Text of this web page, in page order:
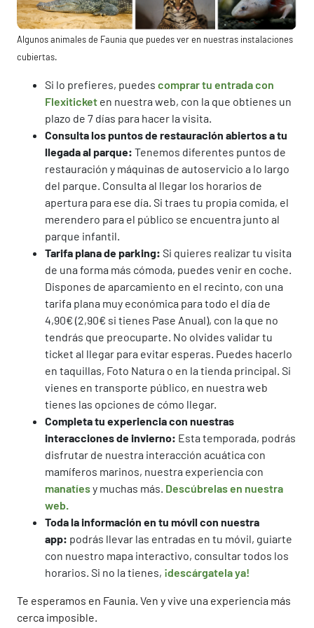
Algunos animales de Faunia que puedes ver en nuestras instalaciones
cubiertas.
Si lo prefieres, puedes comprar tu entrada con
Flexiticket en nuestra web, con la que obtienes un
plazo de 7 días para hacer la visita.
Consulta los puntos de restauración abiertos a tu
llegada al parque: Tenemos diferentes puntos de
restauración y máquinas de autoservicio a lo largo
del parque. Consulta al llegar los horarios de
apertura para ese día. Si traes tu propia comida, el
merendero para el público se encuentra junto al
parque infantil.
Tarifa plana de parking: Si quieres realizar tu visita
de una forma más cómoda, puedes venir en coche.
Dispones de aparcamiento en el recinto, con una
tarifa plana muy económica para todo el día de
4,90€ (2,90€ si tienes Pase Anual), con la que no
tendrás que preocuparte. No olvides validar tu
ticket al llegar para evitar esperas. Puedes hacerlo
en taquillas, Foto Natura o en la tienda principal. Si
vienes en transporte público, en nuestra web
tienes las opciones de cómo llegar.
Completa tu experiencia con nuestras
interacciones de invierno: Esta temporada, podrás
disfrutar de nuestra interacción acuática con
mamíferos marinos, nuestra experiencia con
manatíesy muchas más. Descúbrelas en nuestra
web.
Toda la información en tu móvil con nuestra
app: podrás llevar las entradas en tu móvil, guiarte
con nuestro mapa interactivo, consultar todos los
horarios. Si no la tienes, ¡descárgatela ya!
Te esperamos en Faunia. Ven y vive una experiencia más
cerca imposible.